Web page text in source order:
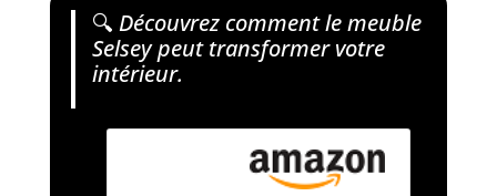
🔍 Découvrez comment le meuble
Selsey peut transformer votre
intérieur.